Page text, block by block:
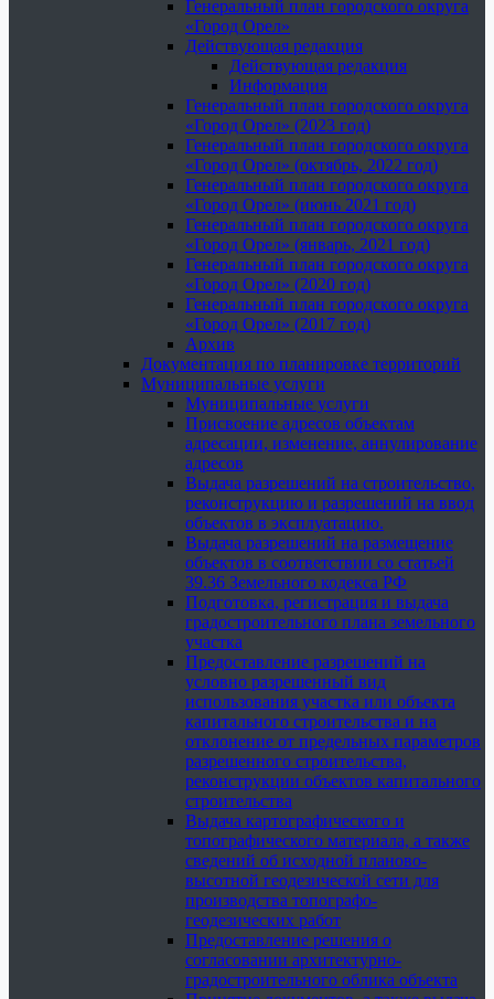
Генеральный план городского округа
«Город Орел»
Действующая редакция
Действующая редакция
Информация
Генеральный план городского округа
«Город Орел» (2023 год)
Генеральный план городского округа
«Город Орел» (октябрь, 2022 год)
Генеральный план городского округа
«Город Орел» (июнь 2021 год)
Генеральный план городского округа
«Город Орел» (январь, 2021 год)
Генеральный план городского округа
«Город Орел» (2020 год)
Генеральный план городского округа
«Город Орел» (2017 год)
Архив
Документация по планировке территорий
Муниципальные услуги
Муниципальные услуги
Присвоение адресов объектам
адресации, изменение, аннулирование
адресов
Выдача разрешений на строительство,
реконструкцию и разрешений на ввод
объектов в эксплуатацию.
Выдача разрешений на размещение
объектов в соответствии со статьей
39.36 Земельного кодекса РФ
Подготовка, регистрация и выдача
градостроительного плана земельного
участка
Предоставление разрешений на
условно разрешенный вид
использования участка или объекта
капитального строительства и на
отклонение от предельных параметров
разрешенного строительства,
реконструкции объектов капитального
строительства
Выдача картографического и
топографического материала, а также
сведений об исходной планово-
высотной геодезической сети для
производства топографо-
геодезических работ
Предоставление решения о
согласовании архитектурно-
градостроительного облика объекта